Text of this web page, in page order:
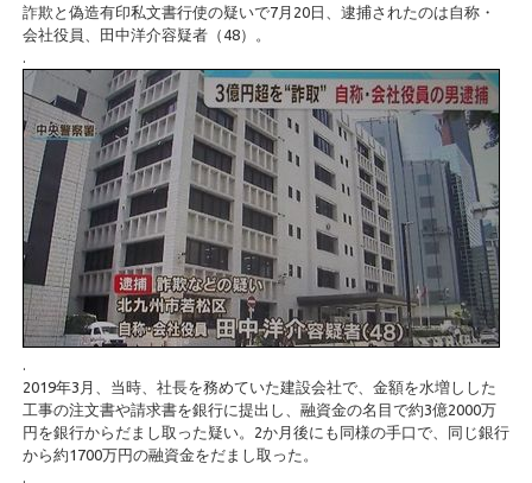
詐欺と偽造有印私文書行使の疑いで7月20日、逮捕されたのは自称・
会社役員、田中洋介容疑者（48）。
.
.
2019年3月、当時、社長を務めていた建設会社で、金額を水増しした
工事の注文書や請求書を銀行に提出し、融資金の名目で約3億2000万
円を銀行からだまし取った疑い。2か月後にも同様の手口で、同じ銀行
から約1700万円の融資金をだまし取った。
.